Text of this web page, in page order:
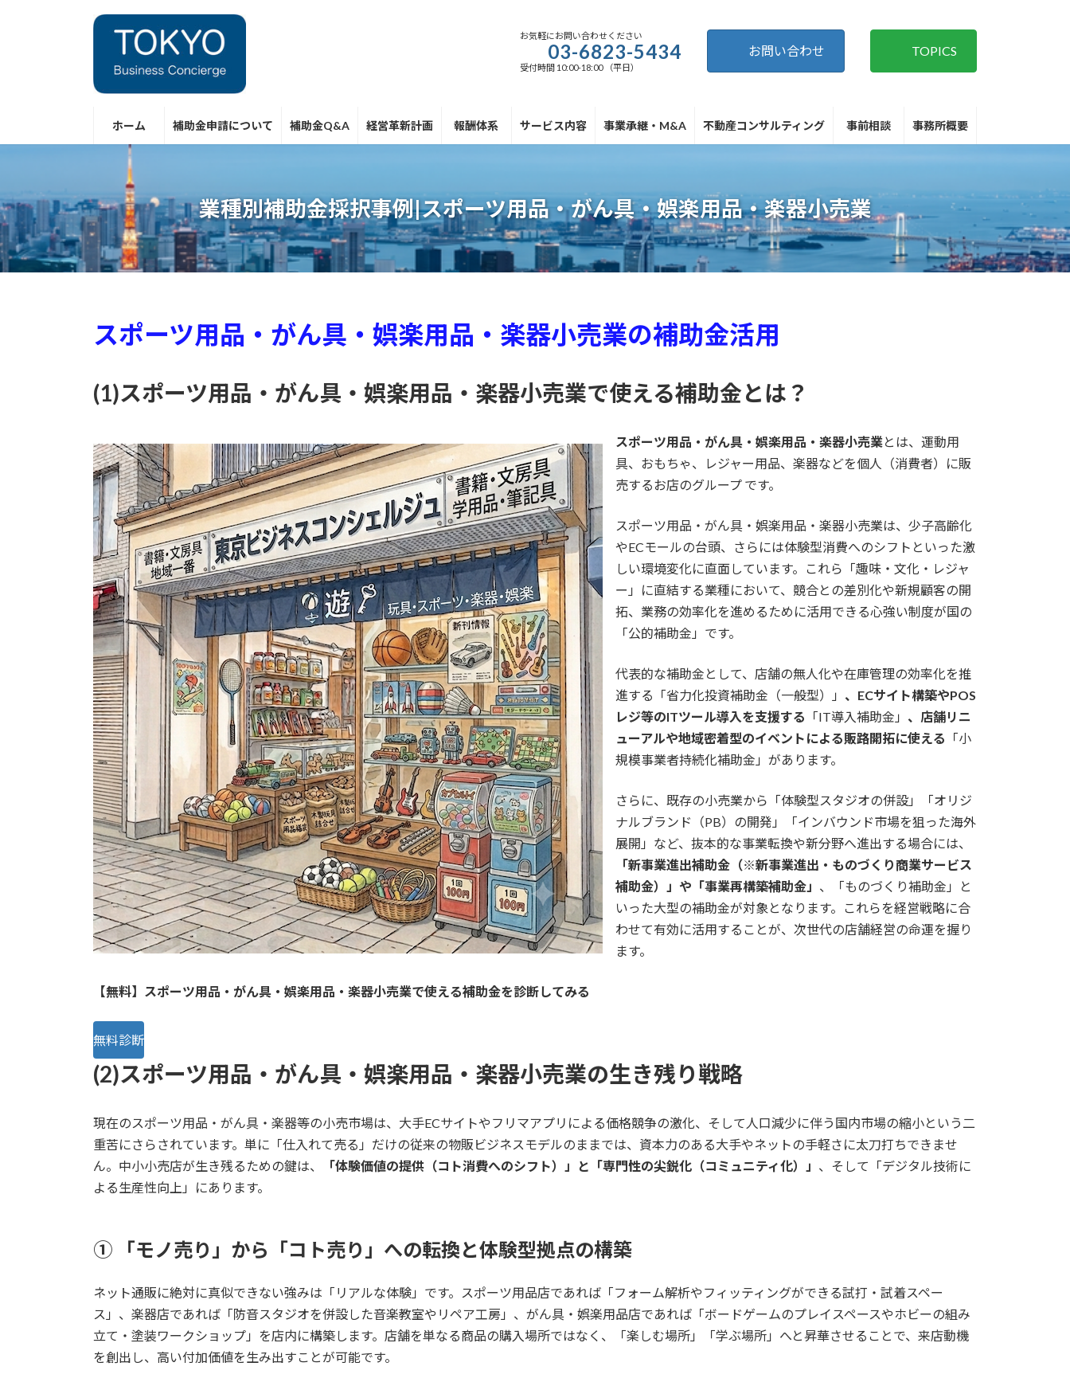
キ
に
お気軽にお問い合わせください
03-6823-5434
受付時間 10:00-18:00 （平日）
お問い合わせ TOPICS
ホーム 補助金申請について 補助金Q&A 経営革新計画 報酬体系 サービス内容 事業承継・M&A 不動産コンサルティング 事前相談 事務所概要
業種別補助金採択事例|スポーツ用品・がん具・娯楽用品・楽器小売業
スポーツ用品・がん具・娯楽用品・楽器小売業の補助金活用
(1)スポーツ用品・がん具・娯楽用品・楽器小売業で使える補助金とは？
スポーツ用品・がん具・娯楽用品・楽器小売業とは、運動用
具、おもちゃ、レジャー用品、楽器などを個人（消費者）に販
売するお店のグループ です。
スポーツ用品・がん具・娯楽用品・楽器小売業は、少子高齢化
やECモールの台頭、さらには体験型消費へのシフトといった激
しい環境変化に直面しています。これら「趣味・文化・レジャ
ー」に直結する業種において、競合との差別化や新規顧客の開
拓、業務の効率化を進めるために活用できる心強い制度が国の
「公的補助金」です。
代表的な補助金として、店舗の無人化や在庫管理の効率化を推
進する「省力化投資補助金（一般型）」 、ECサイト構築やPOS
レジ等のITツール導入を支援する
「IT導入補助金」 、店舗リニ
ューアルや地域密着型のイベントによる販路開拓に使える
「小
規模事業者持続化補助金」があります。
さらに、既存の小売業から「体験型スタジオの併設」「オリジ
ナルブランド（PB）の開発」「インバウンド市場を狙った海外
展開」など、抜本的な事業転換や新分野へ進出する場合には、
「新事業進出補助金（※新事業進出・ものづくり商業サービス
補助金）」や「事業再構築補助金」 、「ものづくり補助金」と
いった大型の補助金が対象となります。これらを経営戦略に合
わせて有効に活用することが、次世代の店舗経営の命運を握り
ます。
【無料】スポーツ用品・がん具・娯楽用品・楽器小売業で使える補助金を診断してみる
無料診断
(2)スポーツ用品・がん具・娯楽用品・楽器小売業の生き残り戦略
現在のスポーツ用品・がん具・楽器等の小売市場は、大手ECサイトやフリマアプリによる価格競争の激化、そして人口減少に伴う国内市場の縮小という二
重苦にさらされています。単に「仕入れて売る」だけの従来の物販ビジネスモデルのままでは、資本力のある大手やネットの手軽さに太刀打ちできませ
ん。中小小売店が生き残るための鍵は、
「体験価値の提供（コト消費へのシフト）」と「専門性の尖鋭化（コミュニティ化）」 、そして「デジタル技術に
よる生産性向上」にあります。
① 「モノ売り」から「コト売り」への転換と体験型拠点の構築
ネット通販に絶対に真似できない強みは「リアルな体験」です。スポーツ用品店であれば「フォーム解析やフィッティングができる試打・試着スペー
ス」、楽器店であれば「防音スタジオを併設した音楽教室やリペア工房」、がん具・娯楽用品店であれば「ボードゲームのプレイスペースやホビーの組み
立て・塗装ワークショップ」を店内に構築します。店舗を単なる商品の購入場所ではなく、「楽しむ場所」「学ぶ場所」へと昇華させることで、来店動機
を創出し、高い付加価値を生み出すことが可能です。